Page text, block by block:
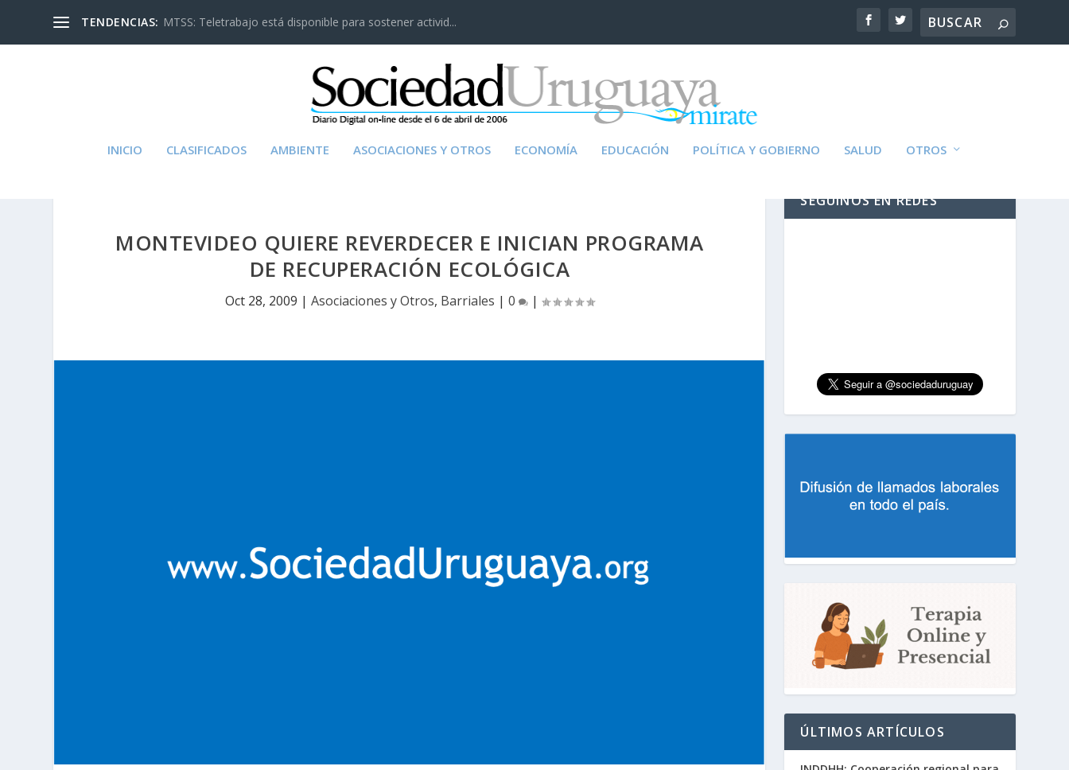
TENDENCIAS: MTSS: Teletrabajo está disponible para sostener activid...
INICIO CLASIFICADOS AMBIENTE ASOCIACIONES Y OTROS ECONOMÍA EDUCACIÓN POLÍTICA Y GOBIERNO SALUD OTROS
MONTEVIDEO QUIERE REVERDECER E INICIAN PROGRAMA
DE RECUPERACIÓN ECOLÓGICA
Oct 28, 2009 | Asociaciones y Otros, Barriales | 0 |
SEGUINOS EN REDES
ÚLTIMOS ARTÍCULOS